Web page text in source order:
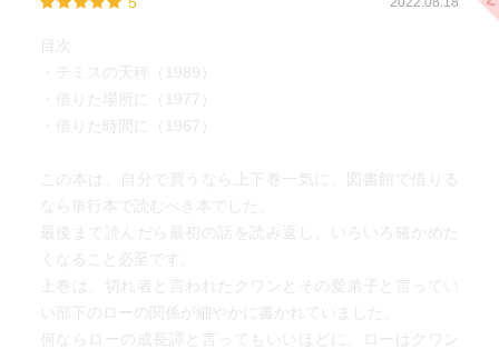
目次
・テミスの天秤（1989）
・借りた場所に（1977）
・借りた時間に（1967）
この本は、自分で買うなら上下巻一気に、図書館で借りる
なら単行本で読むべき本でした。
最後まで読んだら最初の話を読み返し、いろいろ確かめた
くなること必至です。
上巻は、切れ者と言われたクワンとその愛弟子と言ってい
い部下のローの関係が細やかに書かれていました。
何ならローの成長譚と言ってもいいほどに、ローはクワン